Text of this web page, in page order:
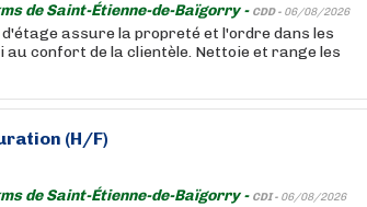
de Saint-Étienne-de-Baïgorry - CDD - 06/08/2026
assure la propreté et l'ordre dans les
confort de la clientèle. Nettoie et range les
(H/F)
de Saint-Étienne-de-Baïgorry - CDI - 06/08/2026